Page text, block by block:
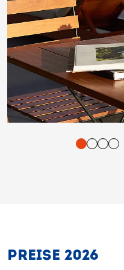
und Vorlesen der
PREISE 2026